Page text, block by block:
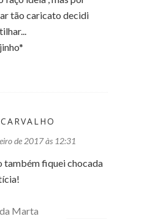
tão caricato decidi
de 2017 às 12:31
também fiquei chocada
Marta